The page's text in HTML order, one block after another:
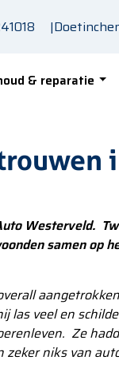
|
& reparatie
Westerveld.
samen op
las veel en
Ze
niks van